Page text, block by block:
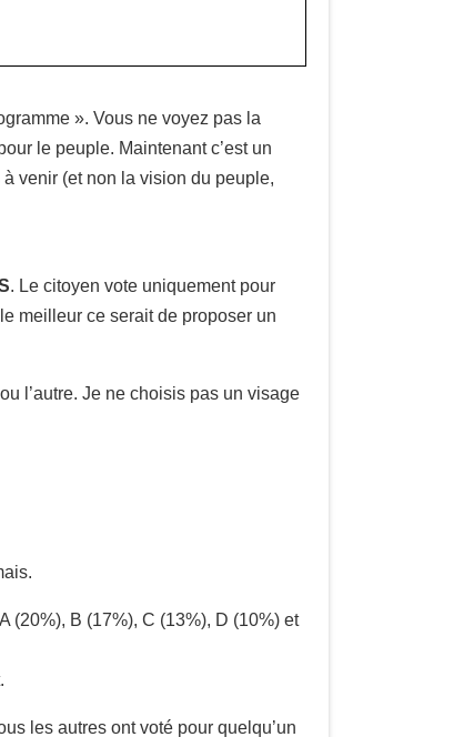
». Vous ne voyez pas la
le peuple. Maintenant c’est un
venir (et non la vision du peuple,
. Le citoyen vote uniquement pour
meilleur ce serait de proposer un
l’autre. Je ne choisis pas un visage
(20%), B (17%), C (13%), D (10%) et
les autres ont voté pour quelqu’un